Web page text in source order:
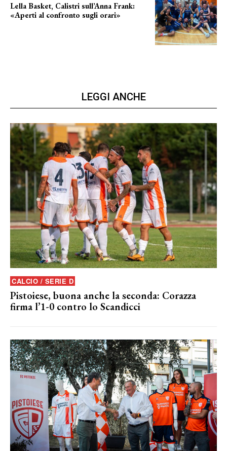
Lella Basket, Calistri sull’Anna Frank:
«Aperti al confronto sugli orari»
LEGGI ANCHE
CALCIO / SERIE D
Pistoiese, buona anche la seconda: Corazza
firma l’1-0 contro lo Scandicci